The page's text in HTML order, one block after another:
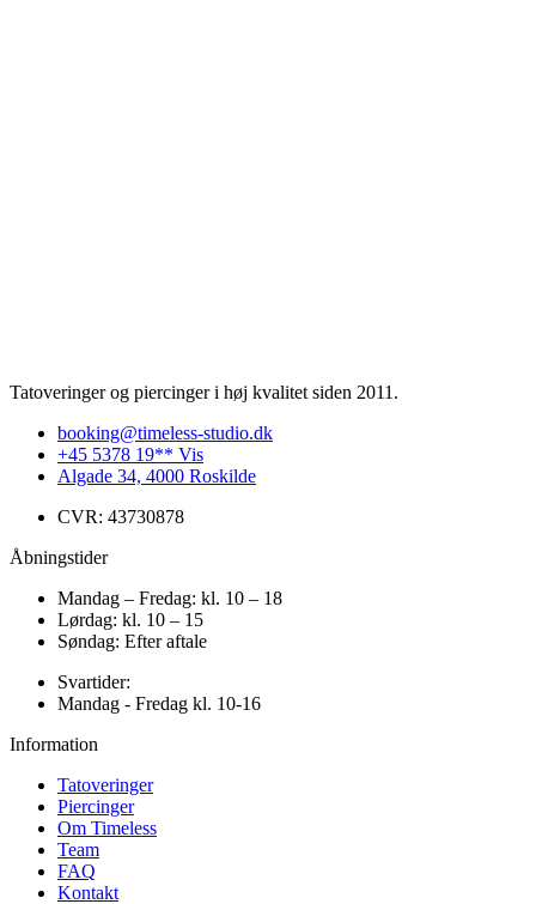
Tatoveringer og piercinger i høj kvalitet siden 2011.
booking@timeless-studio.dk
+45 5378 19** Vis
Algade 34, 4000 Roskilde
CVR: 43730878
Åbningstider
Mandag – Fredag: kl. 10 – 18
Lørdag: kl. 10 – 15
Søndag: Efter aftale
Svartider:
Mandag - Fredag kl. 10-16
Information
Tatoveringer
Piercinger
Om Timeless
Team
FAQ
Kontakt